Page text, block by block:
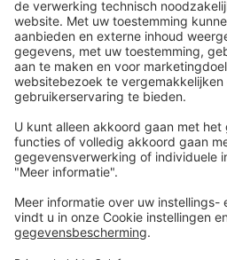
Dräger klantenservice
Over Dräger
Bestellen in onze webshop
Community